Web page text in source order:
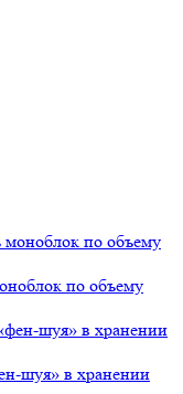
по объему
шуя» в хранении